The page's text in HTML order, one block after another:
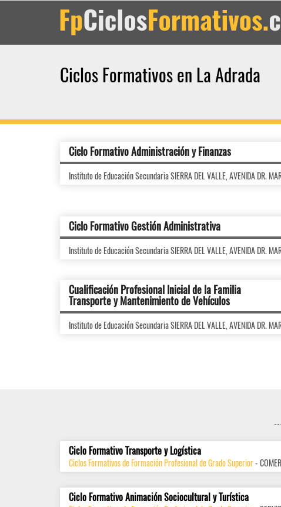
Ciclos Formativos en La Adrada
Ciclo Formativo Administración y Finanzas
Instituto de Educación Secundaria SIERRA DEL VALLE, AVENIDA DR.
Ciclo Formativo Gestión Administrativa
Instituto de Educación Secundaria SIERRA DEL VALLE, AVENIDA DR.
Cualificación Profesional Inicial de la Familia
Transporte y Mantenimiento de Vehículos
Instituto de Educación Secundaria SIERRA DEL VALLE, AVENIDA DR.
Ciclo Formativo Transporte y Logística
Ciclos Formativos de Formación Profesional de Grado Superior-
Ciclo Formativo Animación Sociocultural y Turística